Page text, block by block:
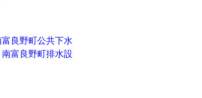
富良野町公共下水
南富良野町排水設